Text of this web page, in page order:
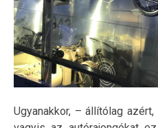
Ugyanakkor, – állítólag